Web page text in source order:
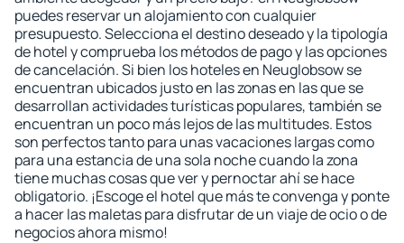
puedes reservar un alojamiento con cualquier
presupuesto. Selecciona el destino deseado y la tipología
de hotel y comprueba los métodos de pago y las opciones
de cancelación. Si bien los hoteles en Neuglobsow se
encuentran ubicados justo en las zonas en las que se
desarrollan actividades turísticas populares, también se
encuentran un poco más lejos de las multitudes. Estos
son perfectos tanto para unas vacaciones largas como
para una estancia de una sola noche cuando la zona
tiene muchas cosas que ver y pernoctar ahí se hace
obligatorio. ¡Escoge el hotel que más te convenga y ponte
a hacer las maletas para disfrutar de un viaje de ocio o de
negocios ahora mismo!